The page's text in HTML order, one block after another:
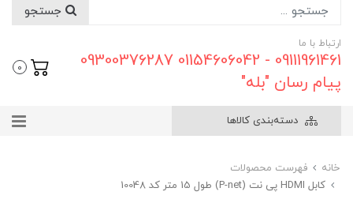
ارتباط با ما
09111961461 - 01154606042 09300376287
پیام رسان "بله"
0
دسته‌بندی کالاها
خانه
فهرست محصولات
کابل HDMI پی نت (P-net) طول 15 متر کد 10048